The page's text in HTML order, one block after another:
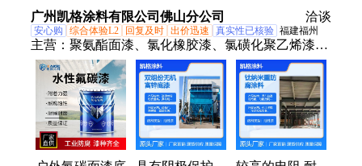
规格齐全
套
广州凯格涂料有限公司佛山分公司 洽谈
安心购 综合体验L2 回复及时 出价迅速 真实性已核验 福建福州
主营： 聚氨酯面漆、氯化橡胶漆、氯磺化聚乙烯漆、
重防腐涂料、氟碳漆、特种涂料、丙烯酸聚氨酯涂
料、脂肪族聚氨酯涂料、水性聚氨酯涂料、环氧富锌
底漆、环氧铁红底漆、水性丙烯酸漆